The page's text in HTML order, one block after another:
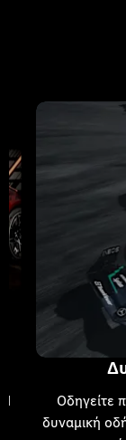
Οδηγείτε
δυναμική